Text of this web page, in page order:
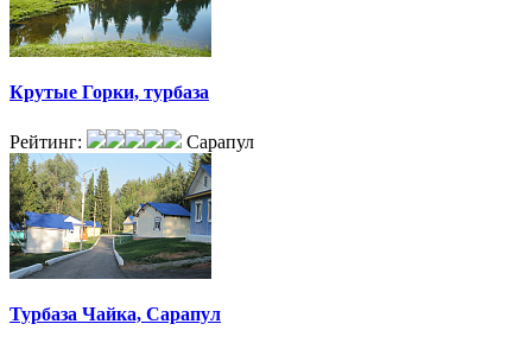
Крутые Горки, турбаза
Рейтинг: Сарапул
Турбаза Чайка, Сарапул